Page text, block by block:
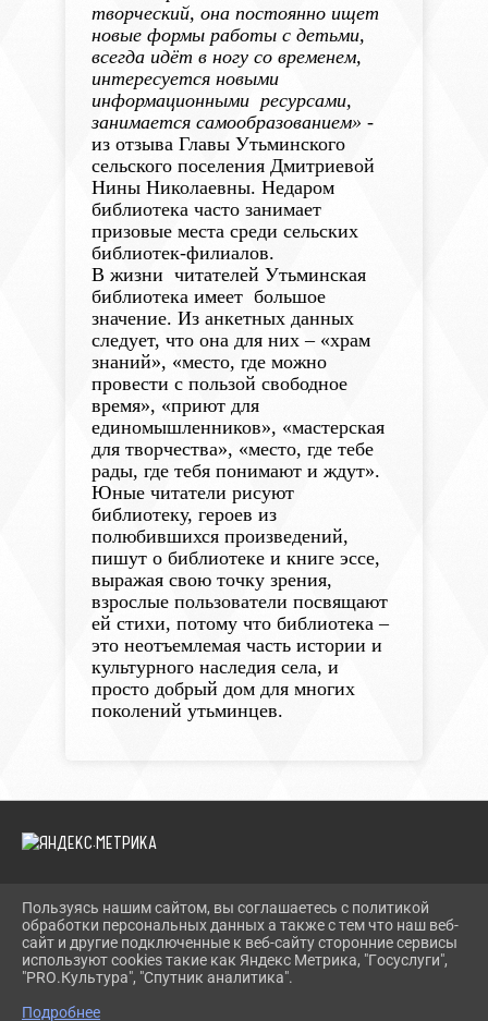
творческий, она постоянно ищет
новые формы работы с детьми,
всегда идёт в ногу со временем,
интересуется новыми
информационными ресурсами,
занимается самообразованием» -
из отзыва Главы Утьминского
сельского поселения Дмитриевой
Нины Николаевны. Недаром
библиотека часто занимает
призовые места среди сельских
библиотек-филиалов.
В жизни читателей Утьминская
библиотека имеет большое
значение. Из анкетных данных
следует, что она для них – «храм
знаний», «место, где можно
провести с пользой свободное
время», «приют для
единомышленников», «мастерская
для творчества», «место, где тебе
рады, где тебя понимают и ждут».
Юные читатели рисуют
библиотеку, героев из
полюбившихся произведений,
пишут о библиотеке и книге эссе,
выражая свою точку зрения,
взрослые пользователи посвящают
ей стихи, потому что библиотека –
это неотъемлемая часть истории и
культурного наследия села, и
просто добрый дом для многих
поколений утьминцев.
2026 Г. TEVRIZLIB.RU
ВХОД
КАРТА САЙТА
ПОЛИТИКА ОБРАБОТКИ ПЕРСОНАЛЬНЫХ ДАННЫХ
Пользуясь нашим сайтом, вы соглашаетесь с политикой
обработки персональных данных а также с тем что наш веб-
сайт и другие подключенные к веб-сайту сторонние сервисы
используют cookies такие как Яндекс Метрика, "Госуслуги",
"PRO.Культура", "Спутник аналитика".
Подробнее